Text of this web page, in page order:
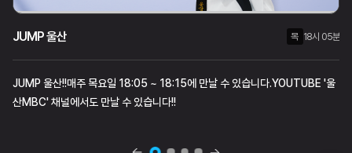
JUMP 울산 목 18시 05분
JUMP 울산!!매주 목요일 18:05 ~ 18:15에 만날 수 있습니다.YOUTUBE '울
산MBC' 채널에서도 만날 수 있습니다!!
목 21시 00분
수 18시 05분